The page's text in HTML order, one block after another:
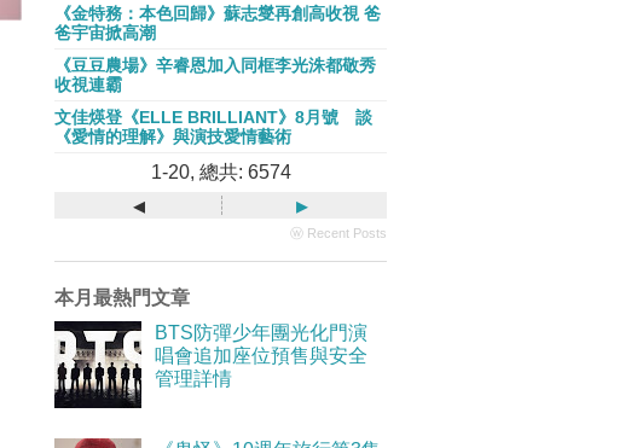
《金特務：本色回歸》蘇志燮再創高收視 爸
爸宇宙掀高潮
《豆豆農場》辛睿恩加入同框李光洙都敬秀
收視連霸
文佳煐登《ELLE BRILLIANT》8月號 談
《愛情的理解》與演技愛情藝術
1-20, 總共: 6574
◂ ▸
ⓦ Recent Posts
本月最熱門文章
BTS防彈少年團光化門演
唱會追加座位預售與安全
管理詳情